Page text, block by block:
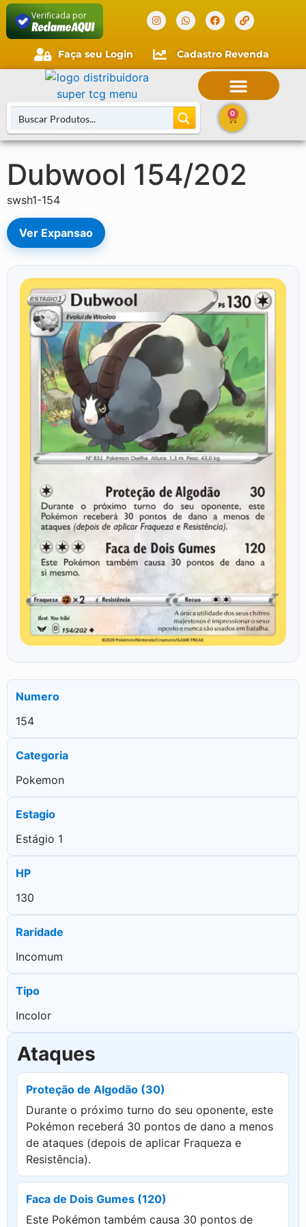
Verificada por
Faça seu Login Cadastro Revenda
0
Dubwool 154/202
swsh1-154
Ver Expansao
Numero
154
Categoria
Pokemon
Estagio
Estágio 1
HP
130
Raridade
Incomum
Tipo
Incolor
Ataques
Proteção de Algodão (30)
Durante o próximo turno do seu oponente, este
Pokémon receberá 30 pontos de dano a menos
de ataques (depois de aplicar Fraqueza e
Resistência).
Faca de Dois Gumes (120)
Este Pokémon também causa 30 pontos de